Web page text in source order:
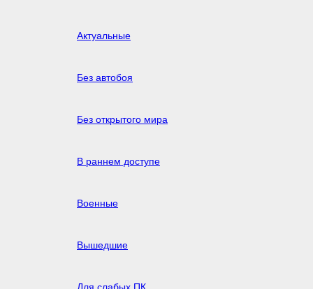
Актуальные
Без автобоя
Без открытого мира
В раннем доступе
Военные
Вышедшие